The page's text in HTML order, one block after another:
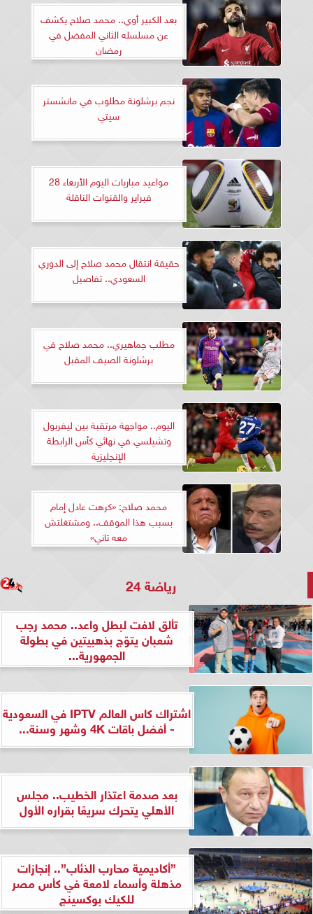
بعد الكبير أوي.. محمد صلاح يكشف
عن مسلسله الثاني المفضل في
رمضان
نجم برشلونة مطلوب في مانشستر
سيتي
مواعيد مباريات اليوم الأربعاء 28
فبراير والقنوات الناقلة
حقيقة انتقال محمد صلاح إلى الدوري
السعودي.. تفاصيل
مطلب جماهيري.. محمد صلاح في
برشلونة الصيف المقبل
اليوم.. مواجهة مرتقبة بين ليفربول
وتشيلسي في نهائي كأس الرابطة
الإنجليزية
محمد صلاح: «كرهت عادل إمام
بسبب هذا الموقف.. ومشتغلتش
معه تاني»
رياضة 24
تألق لافت لبطل واعد.. محمد رجب
شعبان يتوّج بذهبيتين في بطولة
الجمهورية...
اشتراك كاس العالم IPTV في السعودية
- أفضل باقات 4K وشهر وسنة...
بعد صدمة اعتذار الخطيب.. مجلس
الأهلي يتحرك سريعًا بقراره الأول
”أكاديمية محارب الذئاب”.. إنجازات
مذهلة وأسماء لامعة في كأس مصر
للكيك بوكسينج